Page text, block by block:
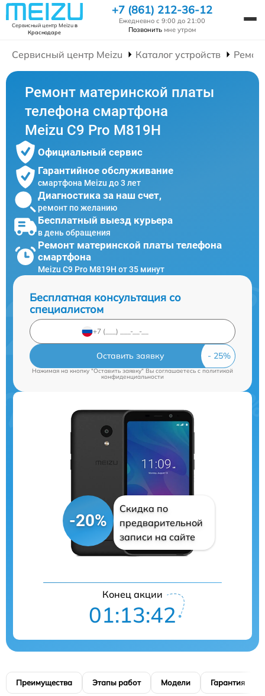
Сервисный центр Meizuв
Краснодаре
+7 (861) 212-36-12
Ежедневно с 9:00 до 21:00
Позвонить мне утром
Сервисный центр Meizu Каталог устройств
Ремонт материнской платы
телефона смартфона
Meizu C9 Pro M819H
Официальный сервис
Гарантийное обслуживание
смартфона Meizu до 3 лет
Диагностика за наш счет,
ремонт по желанию
Бесплатный выезд курьера
в день обращения
Ремонт материнской платы телефона
смартфона
Meizu C9 Pro M819H от 35 минут
Бесплатная консультация со
специалистом
Оставить заявку
Нажимая на кнопку "Оставить заявку" Вы соглашаетесь cполитикой
конфиденциальности
-20%
Скидка по
предварительной
записи на сайте
Конец акции
01:13:41
Преимущества Этапы работ Модели Гарантия